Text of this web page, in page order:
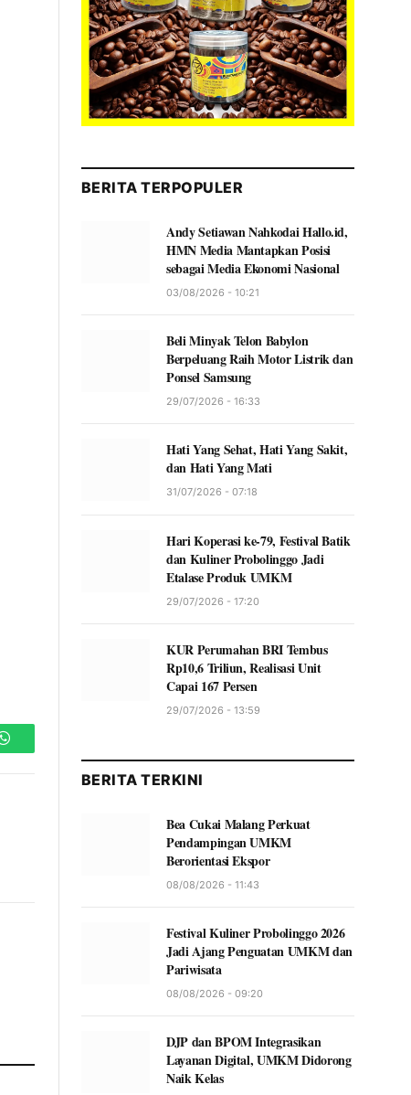
WhatsApp
BERITA TERPOPULER
Andy Setiawan Nahkodai Hallo.id,
HMN Media Mantapkan Posisi
sebagai Media Ekonomi Nasional
03/08/2026 - 10:21
Beli Minyak Telon Babylon
Berpeluang Raih Motor Listrik dan
Ponsel Samsung
29/07/2026 - 16:33
Hati Yang Sehat, Hati Yang Sakit,
dan Hati Yang Mati
31/07/2026 - 07:18
Hari Koperasi ke-79, Festival Batik
dan Kuliner Probolinggo Jadi
Etalase Produk UMKM
29/07/2026 - 17:20
KUR Perumahan BRI Tembus
Rp10,6 Triliun, Realisasi Unit
Capai 167 Persen
29/07/2026 - 13:59
BERITA TERKINI
Bea Cukai Malang Perkuat
Pendampingan UMKM
Berorientasi Ekspor
08/08/2026 - 11:43
Festival Kuliner Probolinggo 2026
Jadi Ajang Penguatan UMKM dan
Pariwisata
08/08/2026 - 09:20
DJP dan BPOM Integrasikan
Layanan Digital, UMKM Didorong
Naik Kelas